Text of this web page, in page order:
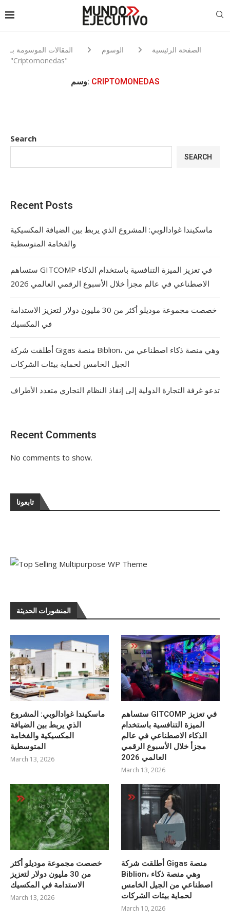
الصفحة الرئيسية الوسوم
المقالات الموسومة بـ
"Criptomonedas"
وسم: CRIPTOMONEDAS
Search
SEARCH
Recent Posts
ماسكيندا غوادالوبي: المشروع الذي يربط بين الضيافة المكسيكية
والفخامة المتوسطية
ستساهم GITCOMP في تعزيز الميزة التنافسية باستخدام الذكاء
الاصطناعي في عالم مجزأ خلال الأسبوع الرقمي العالمي 2026
خصصت مجموعة موديلو أكثر من 30 مليون دولار لتعزيز الاستدامة
في المكسيك
أطلقت شركة Gigas منصة Biblion، وهي منصة ذكاء اصطناعي من
الجيل الخامس لحماية بيئات الشركات
تدعو غرفة التجارة الدولية إلى إنقاذ النظام التجاري متعدد الأطراف
Recent Comments
No comments to show.
تابعونا
المنشورات الحديثة
ماسكيندا غوادالوبي: المشروع
الذي يربط بين الضيافة
المكسيكية والفخامة
المتوسطية
March 13, 2026
ستساهم GITCOMP في تعزيز
الميزة التنافسية باستخدام
الذكاء الاصطناعي في عالم
مجزأ خلال الأسبوع الرقمي
العالمي 2026
March 13, 2026
خصصت مجموعة موديلو أكثر
من 30 مليون دولار لتعزيز
الاستدامة في المكسيك
March 13, 2026
أطلقت شركة Gigas منصة
Biblion، وهي منصة ذكاء
اصطناعي من الجيل الخامس
لحماية بيئات الشركات
March 10, 2026